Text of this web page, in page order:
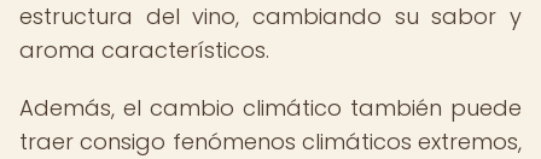
estructura del vino, cambiando su sabor y
aroma característicos.
Además, el cambio climático también puede
traer consigo fenómenos climáticos extremos,